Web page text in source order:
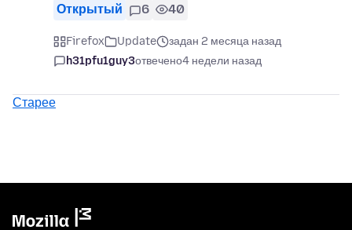
Открытый 6 40
Firefox Update
задан 2 месяца назад
h31pfu1guy3отвечено4 недели назад
Старее